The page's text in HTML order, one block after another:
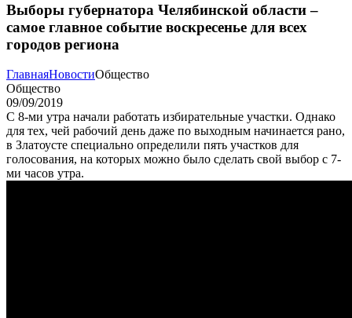
Выборы губернатора Челябинской области –
самое главное событие воскресенье для всех
городов региона
ГлавнаяНовостиОбщество
Общество
09/09/2019
С 8-ми утра начали работать избирательные участки. Однако
для тех, чей рабочий день даже по выходным начинается рано,
в Златоусте специально определили пять участков для
голосования, на которых можно было сделать свой выбор с 7-
ми часов утра.